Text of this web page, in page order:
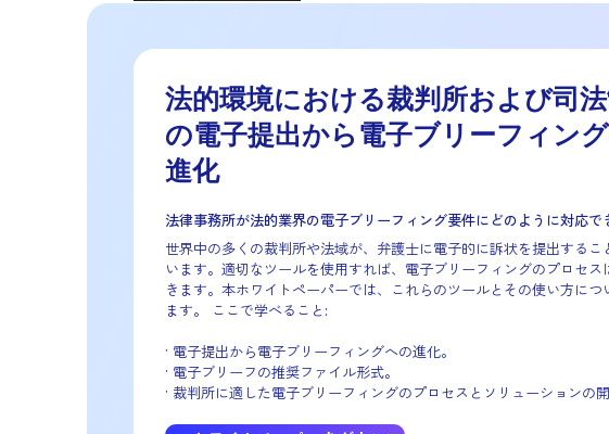
法的環境における裁判所お
の電子提出から電子ブリー
進化
ホワイトペーパー